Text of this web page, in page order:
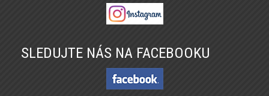
SLEDUJTE NÁS NA FACEBOOKU